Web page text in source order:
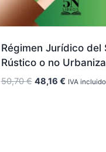
Régimen Jurídico del
Rústico o no
50,70€ El
48,16 €ElIVA incluido